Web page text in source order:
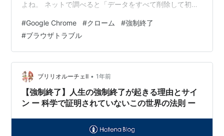
よね。 ネットで調べると「データをすべて削除して初期
プロフィールを使っている場合、他の大切なデータまで
消えてしまうためおすすめできません。 今回は、管理人
のChromeで実際に起きた「特定のプロフィールだけがバ
グって即落ちするトラブル」の実体験をもとに、他のデ
ータやアカウントを守りながら安全に復旧させた具体的
な手順をわかりやすく解説…
#Google Chrome #クローム #強制終了
#ブラウザトラブル
ブリリオルーチェⅡ • 1年前
【強制終了】人生の強制終了が起きる理由とサイ
ン ー 科学で証明されていないこの世界の法則 ー